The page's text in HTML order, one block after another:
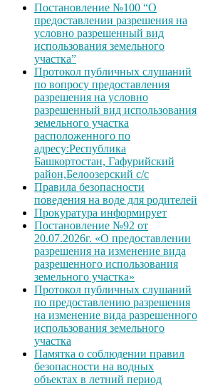
Постановление №100 “О
предоставлении разрешения на
условно разрешенный вид
использования земельного
участка”
Протокол публичных слушаний
по вопросу предоставления
разрешения на условно
разрешенный вид использования
земельного участка
расположенного по
адресу:Республика
Башкортостан, Гафурийский
район,Белоозерский с/с
Правила безопасности
поведения на воде для родителей
Прокуратура информирует
Постановление №92 от
20.07.2026г. «О предоставлении
разрешения на изменение вида
разрешенного использования
земельного участка»
Протокол публичных слушаний
по предоставлению разрешения
на изменение вида разрешенного
использования земельного
участка
Памятка о соблюдении правил
безопасности на водных
объектах в летний период